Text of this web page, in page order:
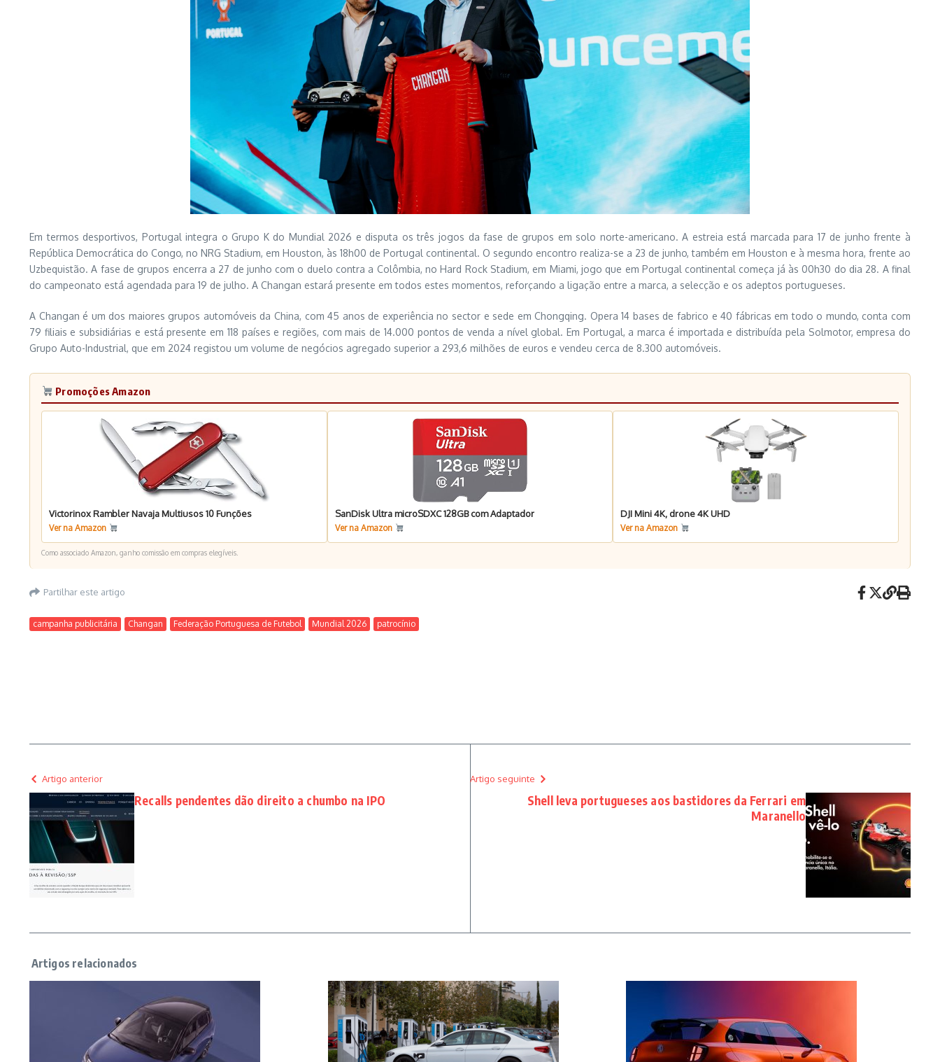
Em termos desportivos, Portugal integra o Grupo K do Mundial 2026 e disputa os três jogos da fase de grupos em solo norte-americano. A estreia está marcada para 17 de junho frente à
República Democrática do Congo, no NRG Stadium, em Houston, às 18h00 de Portugal continental. O segundo encontro realiza-se a 23 de junho, também em Houston e à mesma hora, frente ao
Uzbequistão. A fase de grupos encerra a 27 de junho com o duelo contra a Colômbia, no Hard Rock Stadium, em Miami, jogo que em Portugal continental começa já às 00h30 do dia 28. A final
do campeonato está agendada para 19 de julho. A Changan estará presente em todos estes momentos, reforçando a ligação entre a marca, a selecção e os adeptos portugueses.
A Changan é um dos maiores grupos automóveis da China, com 45 anos de experiência no sector e sede em Chongqing. Opera 14 bases de fabrico e 40 fábricas em todo o mundo, conta com
79 filiais e subsidiárias e está presente em 118 países e regiões, com mais de 14.000 pontos de venda a nível global. Em Portugal, a marca é importada e distribuída pela Solmotor, empresa do
Grupo Auto-Industrial, que em 2024 registou um volume de negócios agregado superior a 293,6 milhões de euros e vendeu cerca de 8.300 automóveis.
Promoções Amazon
Victorinox Rambler Navaja Multiusos 10 Funções
Ver na Amazon
SanDisk Ultra microSDXC 128GB com Adaptador
Ver na Amazon
DJI Mini 4K, drone 4K UHD
Ver na Amazon
Como associado Amazon, ganho comissão em compras elegíveis.
Partilhar este artigo
campanha publicitária Changan Federação Portuguesa de Futebol Mundial 2026 patrocínio
Artigo anterior
Recalls pendentes dão direito a chumbo na IPO
Artigo seguinte
Shell leva portugueses aos bastidores da Ferrari em
Maranello